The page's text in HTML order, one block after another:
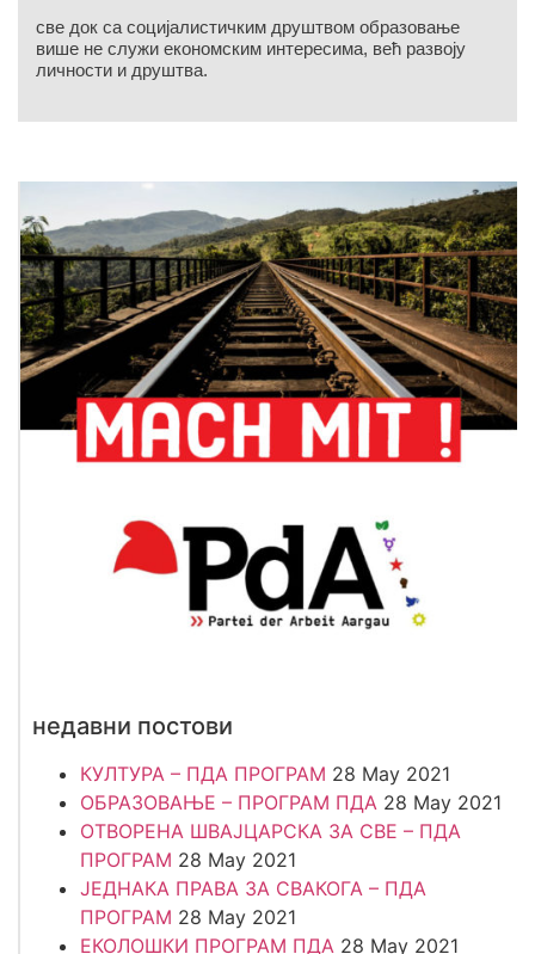
све док са социјалистичким друштвом образовање
више не служи економским интересима, већ развоју
личности и друштва.
недавни постови
КУЛТУРА – ПДА ПРОГРАМ 28 May 2021
ОБРАЗОВАЊЕ – ПРОГРАМ ПДА 28 May 2021
ОТВОРЕНА ШВАЈЦАРСКА ЗА СВЕ – ПДА
ПРОГРАМ 28 May 2021
ЈЕДНАКА ПРАВА ЗА СВАКОГА – ПДА
ПРОГРАМ 28 May 2021
ЕКОЛОШКИ ПРОГРАМ ПДА 28 May 2021